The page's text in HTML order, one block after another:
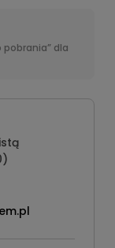
pobrania” dla